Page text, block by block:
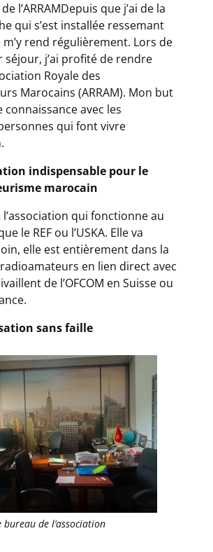
l’ARRAMDepuis que j’ai de la
qui s’est installée ressemant
rend régulièrement. Lors de
j’ai profité de rendre
Royale des
Marocains (ARRAM). Mon but
connaissance avec les
qui font vivre
indispensable pour le
marocain
l’association qui fonctionne au
le REF ou l’USKA. Elle va
elle est entièrement dans la
en lien direct avec
de l’OFCOM en Suisse ou
sans faille
bureau de l’association